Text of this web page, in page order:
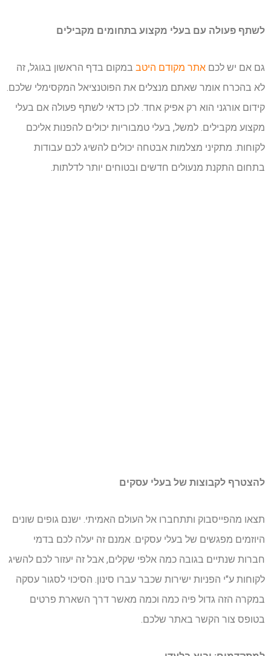
לשתף פעולה עם בעלי מקצוע בתחומים מקבילים
גם אם יש לכם אתר מקודם היטב במקום בדף הראשון בגוגל, זה
לא בהכרח אומר שאתם מנצלים את הפוטנציאל המקסימלי שלכם.
קידום אורגני הוא רק אפיק אחד. לכן כדאי לשתף פעולה אם בעלי
מקצוע מקבילים. למשל, בעלי טמבוריות יכולים להפנות אליכם
לקוחות. מתקיני מצלמות אבטחה יכולים להשיג לכם עבודות
בתחום התקנת מנעולים חדשים ובטוחים יותר לדלתות.
להצטרף לקבוצות של בעלי עסקים
תצאו מהפייסבוק ותתחברו אל העולם האמיתי. ישנם גופים שונים
היוזמים מפגשים של בעלי עסקים. אמנם זה יעלה לכם בדמי
חברות שנתיים בגובה כמה אלפי שקלים, אבל זה יעזור לכם להשיג
לקוחות ע"י הפניות ישירות שכבר עברו סינון. הסיכוי לסגור עסקה
במקרה הזה גדול פיה כמה וכמה מאשר דרך השארת פרטים
בטופס צור הקשר באתר שלכם.